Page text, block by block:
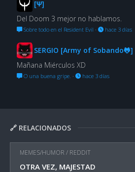
🔗 RELACIONADOS
MEMES/HUMOR / REDDIT
OTRA VEZ, MAJESTAD
[Ψ]
Del Doom 3 mejor no hablamos.
Sobre todo en el Resident Evil · hace 3 días
SERGIO [Army of Sobando🐸]
Mañana Miérculos XD
O una buena gripe. · hace 3 días